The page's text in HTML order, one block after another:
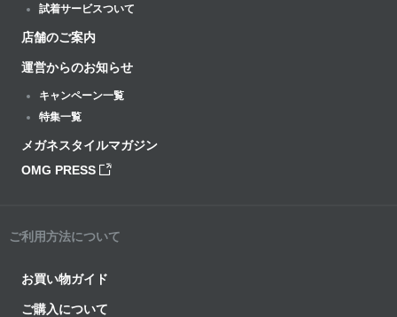
試着サービスついて
店舗のご案内
運営からのお知らせ
キャンペーン一覧
特集一覧
メガネスタイルマガジン
OMG PRESS
ご利用方法について
お買い物ガイド
ご購入について